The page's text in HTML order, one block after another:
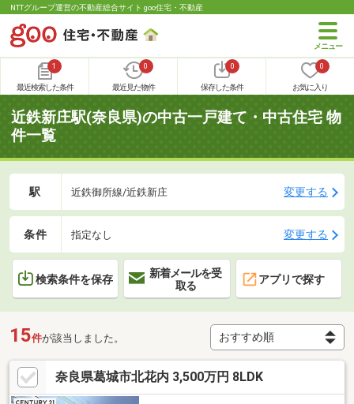
NTTグループ運営の不動産総合サイト goo住宅・不動産
1
最近検索した条件
0
最近見た物件
0
保存した条件
0
お気に入り
近鉄新庄駅(奈良県)の中古一戸建て・中古住宅 物
件一覧
駅 近鉄御所線/近鉄新庄 変更する
条件 指定なし 変更する
検索条件を保存
新着メールを受
取る
アプリで探す
15件が該当しました。
奈良県葛城市北花内 3,500万円 8LDK